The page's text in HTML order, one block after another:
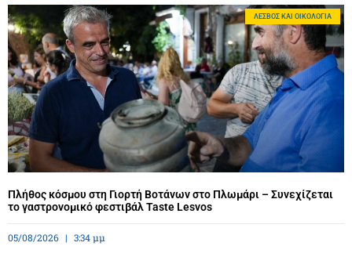
ΛΈΣΒΟΣ ΚΑΙ ΟΙΚΟΛΟΓΊΑ
Πλήθος κόσμου στη Γιορτή Βοτάνων στο Πλωμάρι – Συνεχίζεται
το γαστρονομικό φεστιβάλ Taste Lesvos
05/08/2026 3:34 μμ